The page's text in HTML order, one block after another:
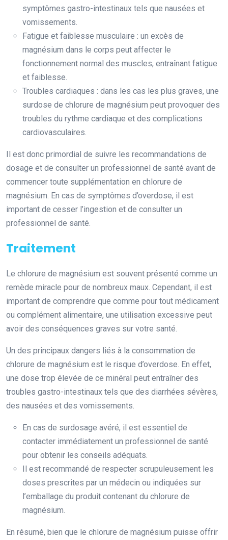
symptômes gastro-intestinaux tels que nausées et
vomissements.
Fatigue et faiblesse musculaire : un excès de
magnésium dans le corps peut affecter le
fonctionnement normal des muscles, entraînant fatigue
et faiblesse.
Troubles cardiaques : dans les cas les plus graves, une
surdose de chlorure de magnésium peut provoquer des
troubles du rythme cardiaque et des complications
cardiovasculaires.
Il est donc primordial de suivre les recommandations de
dosage et de consulter un professionnel de santé avant de
commencer toute supplémentation en chlorure de
magnésium. En cas de symptômes d’overdose, il est
important de cesser l’ingestion et de consulter un
professionnel de santé.
Traitement
Le chlorure de magnésium est souvent présenté comme un
remède miracle pour de nombreux maux. Cependant, il est
important de comprendre que comme pour tout médicament
ou complément alimentaire, une utilisation excessive peut
avoir des conséquences graves sur votre santé.
Un des principaux dangers liés à la consommation de
chlorure de magnésium est le risque d’overdose. En effet,
une dose trop élevée de ce minéral peut entraîner des
troubles gastro-intestinaux tels que des diarrhées sévères,
des nausées et des vomissements.
En cas de surdosage avéré, il est essentiel de
contacter immédiatement un professionnel de santé
pour obtenir les conseils adéquats.
Il est recommandé de respecter scrupuleusement les
doses prescrites par un médecin ou indiquées sur
l’emballage du produit contenant du chlorure de
magnésium.
En résumé, bien que le chlorure de magnésium puisse offrir